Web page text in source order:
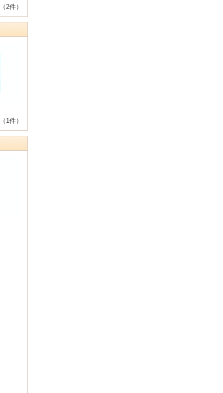
（2件）
（1件）